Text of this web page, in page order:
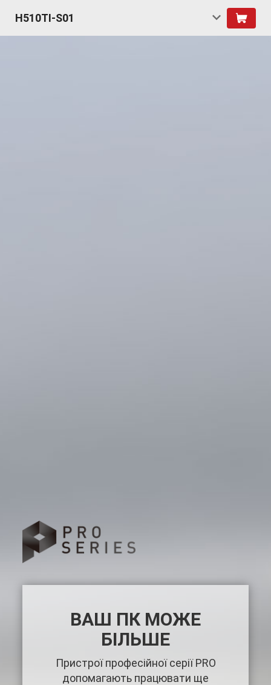
H510TI-S01
ВАШ ПК МОЖЕ
БІЛЬШЕ
Пристрої професійної серії PRO
допомагають працювати ще